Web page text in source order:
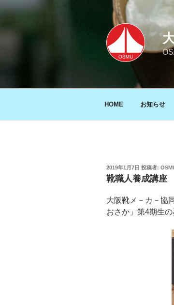
コ
テ
キ
HOME お知らせ
投
稿
日:
2019年1月7日 投稿者:
靴職人養成講座
大阪靴メ－カ－協
おさか」第4期生